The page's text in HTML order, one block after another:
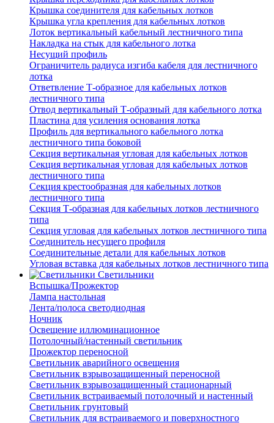
Крышка соединителя для кабельных лотков
Крышка угла крепления для кабельных лотков
Лоток вертикальный кабельный лестничного типа
Накладка на стык для кабельного лотка
Несущий профиль
Ограничитель радиуса изгиба кабеля для лестничного
лотка
Ответвление Т-образное для кабельных лотков
лестничного типа
Отвод вертикальный Т-образный для кабельного лотка
Пластина для усиления основания лотка
Профиль для вертикального кабельного лотка
лестничного типа боковой
Секция вертикальная угловая для кабельных лотков
Секция вертикальная угловая для кабельных лотков
лестничного типа
Секция крестообразная для кабельных лотков
лестничного типа
Секция Т-образная для кабельных лотков лестничного
типа
Секция угловая для кабельных лотков лестничного типа
Соединитель несущего профиля
Соединительные детали для кабельных лотков
Угловая вставка для кабельных лотков лестничного типа
Светильники
Вспышка/Прожектор
Лампа настольная
Лента/полоса светодиодная
Ночник
Освещение иллюминационное
Потолочный/настенный светильник
Прожектор переносной
Светильник аварийного освещения
Светильник взрывозащищенный переносной
Светильник взрывозащищенный стационарный
Светильник встраиваемый потолочный и настенный
Светильник грунтовый
Светильник для встраиваемого и поверхностного